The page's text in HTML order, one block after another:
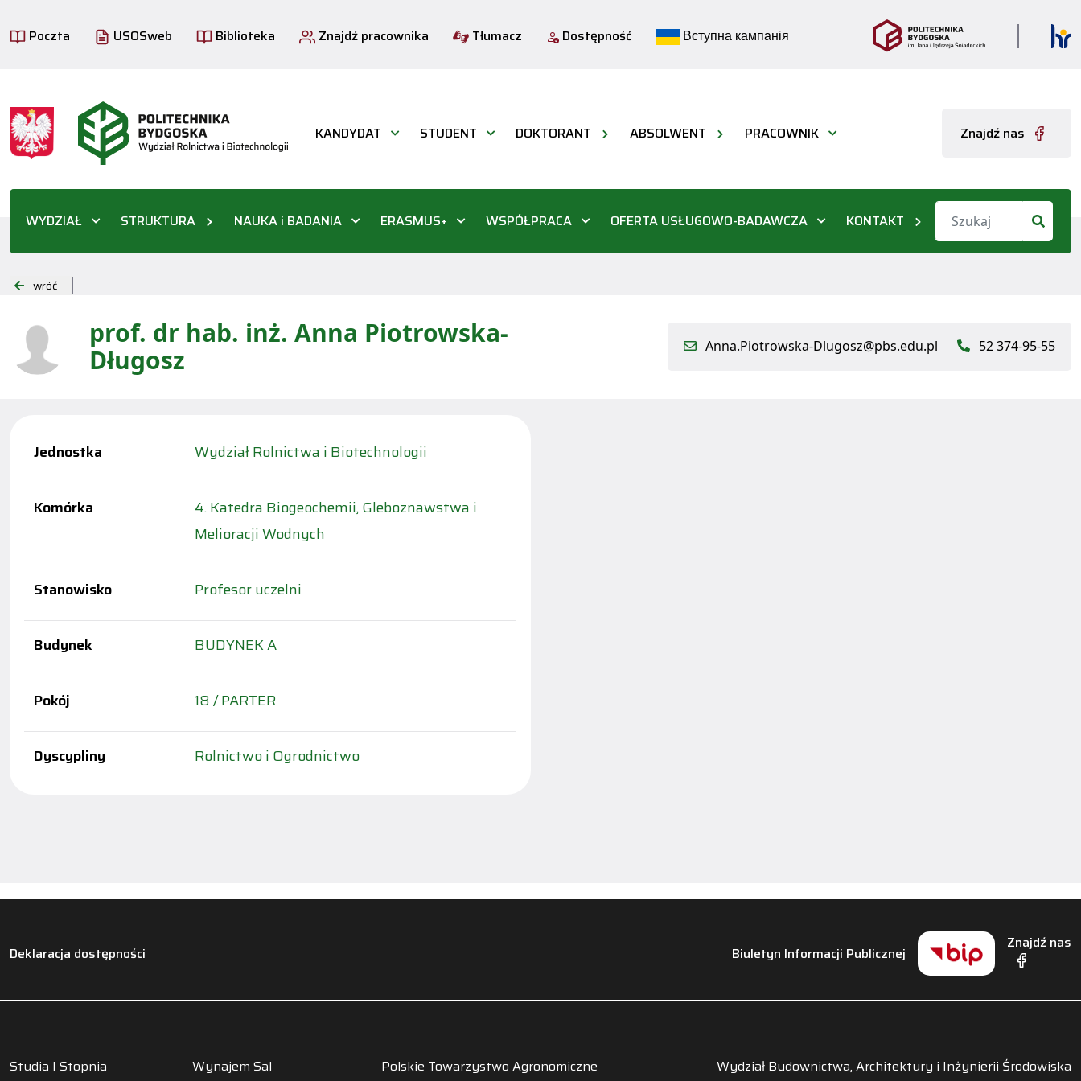
Poczta USOSweb Biblioteka Znajdź pracownika Tłumacz Dostępność Вступна кампанія
KANDYDAT STUDENT DOKTORANT ABSOLWENT PRACOWNIK Znajdź nas
WYDZIAŁ STRUKTURA NAUKA i BADANIA ERASMUS+ WSPÓŁPRACA OFERTA USŁUGOWO-BADAWCZA KONTAKT
wróć
prof. dr hab. inż. Anna Piotrowska-
Długosz
Anna.Piotrowska-Dlugosz@pbs.edu.pl 52 374-95-55
Jednostka Wydział Rolnictwa i Biotechnologii
Komórka
4. Katedra Biogeochemii, Gleboznawstwa i
Melioracji Wodnych
Stanowisko Profesor uczelni
Budynek BUDYNEK A
Pokój 18 / PARTER
Dyscypliny Rolnictwo i Ogrodnictwo
Deklaracja dostępności Biuletyn Informacji Publicznej
Znajdź nas
Studia I Stopnia Wynajem Sal Polskie Towarzystwo Agronomiczne Wydział Budownictwa, Architektury i Inżynierii Środowiska